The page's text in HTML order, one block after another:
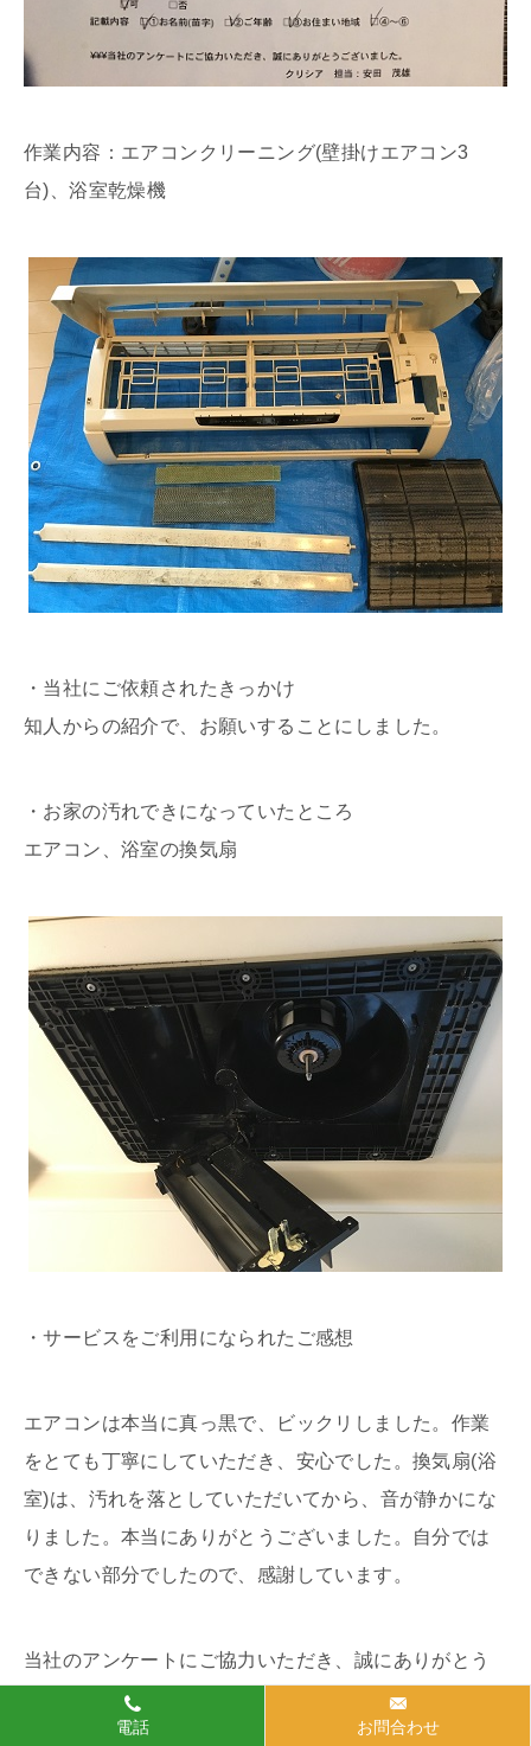
作業内容：エアコンクリーニング(壁掛けエアコン3
台)、浴室乾燥機
・当社にご依頼されたきっかけ
知人からの紹介で、お願いすることにしました。
・お家の汚れできになっていたところ
エアコン、浴室の換気扇
・サービスをご利用になられたご感想
エアコンは本当に真っ黒で、ビックリしました。作業
をとても丁寧にしていただき、安心でした。換気扇(浴
室)は、汚れを落としていただいてから、音が静かにな
りました。本当にありがとうございました。自分では
できない部分でしたので、感謝しています。
当社のアンケートにご協力いただき、誠にありがとう
ございました。
電話 お問合わせ